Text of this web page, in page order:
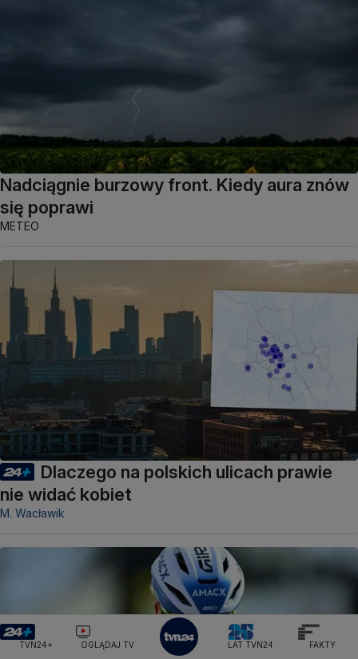
Nadciągnie burzowy front. Kiedy aura znów
się poprawi
METEO
Dlaczego na polskich ulicach prawie
nie widać kobiet
M. Wacławik
TVN24+ OGLĄDAJ TV LAT TVN24 FAKTY